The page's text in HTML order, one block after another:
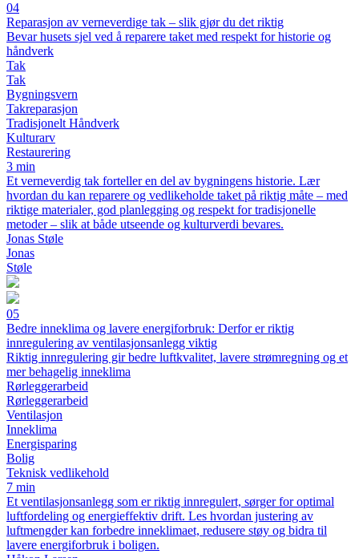
04
Reparasjon av verneverdige tak – slik gjør du det riktig
Bevar husets sjel ved å reparere taket med respekt for historie og
håndverk
Tak
Tak
Bygningsvern
Takreparasjon
Tradisjonelt Håndverk
Kulturarv
Restaurering
3 min
Et verneverdig tak forteller en del av bygningens historie. Lær
hvordan du kan reparere og vedlikeholde taket på riktig måte – med
riktige materialer, god planlegging og respekt for tradisjonelle
metoder – slik at både utseende og kulturverdi bevares.
Jonas Støle
Jonas
Støle
05
Bedre inneklima og lavere energiforbruk: Derfor er riktig
innregulering av ventilasjonsanlegg viktig
Riktig innregulering gir bedre luftkvalitet, lavere strømregning og et
mer behagelig inneklima
Rørleggerarbeid
Rørleggerarbeid
Ventilasjon
Inneklima
Energisparing
Bolig
Teknisk vedlikehold
7 min
Et ventilasjonsanlegg som er riktig innregulert, sørger for optimal
luftfordeling og energieffektiv drift. Les hvordan justering av
luftmengder kan forbedre inneklimaet, redusere støy og bidra til
lavere energiforbruk i boligen.